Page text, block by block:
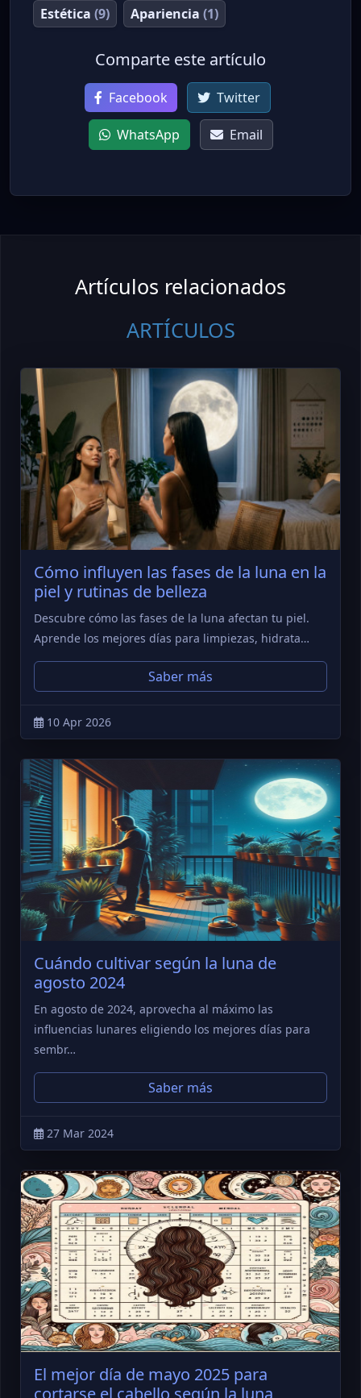
Estética (9) Apariencia (1)
Comparte este artículo
Facebook Twitter
WhatsApp Email
Artículos relacionados
ARTÍCULOS
Cómo influyen las fases de la luna en la
piel y rutinas de belleza
Descubre cómo las fases de la luna afectan tu piel.
Aprende los mejores días para limpiezas, hidrata…
Saber más
10 Apr 2026
Cuándo cultivar según la luna de
agosto 2024
En agosto de 2024, aprovecha al máximo las
influencias lunares eligiendo los mejores días para
sembr…
Saber más
27 Mar 2024
El mejor día de mayo 2025 para
cortarse el cabello según la luna